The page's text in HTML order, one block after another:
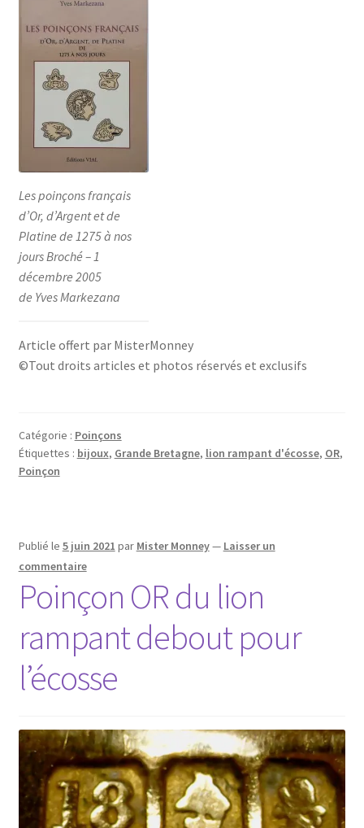
Les poinçons français
d’Or, d’Argent et de
Platine de 1275 à nos
jours Broché – 1
décembre 2005
de Yves Markezana
Article offert par MisterMonney
©Tout droits articles et photos réservés et exclusifs
Catégorie : Poinçons
Étiquettes : bijoux, Grande Bretagne, lion rampant d'écosse, OR,
Poinçon
Publié le 5 juin 2021 par Mister Monney— Laisser un
commentaire
Poinçon OR du lion
rampant debout pour
l’écosse